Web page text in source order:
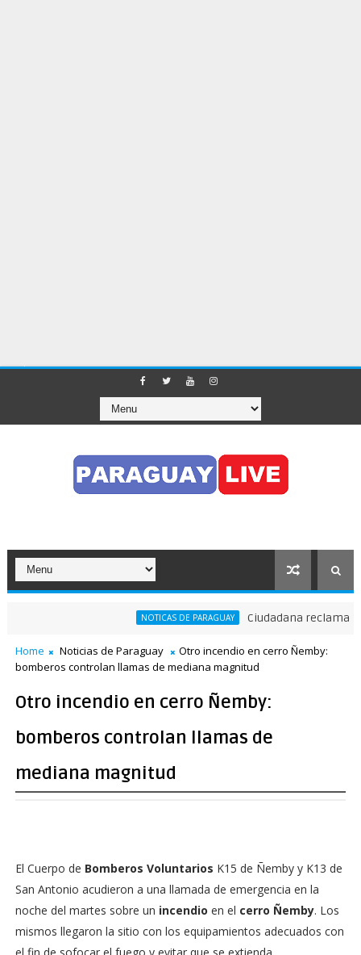
NOTICAS DE PARAGUAY Ciudadana reclama a
Home Noticias de Paraguay
Otro incendio en cerro Ñemby:
bomberos controlan llamas de mediana magnitud
Otro incendio en cerro Ñemby:
bomberos controlan llamas de
mediana magnitud
El Cuerpo de Bomberos Voluntarios K15 de Ñemby y K13 de
San Antonio acudieron a una llamada de emergencia en la
noche del martes sobre un incendio en el cerro Ñemby. Los
mismos llegaron la sitio con los equipamientos adecuados con